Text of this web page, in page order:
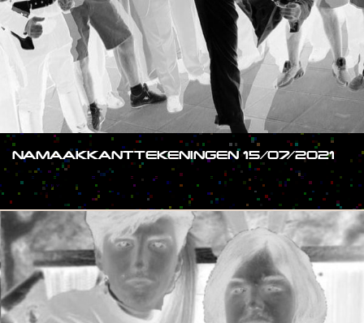
NAMAAKKANTTEKENINGEN 15/07/2021
#SHOW